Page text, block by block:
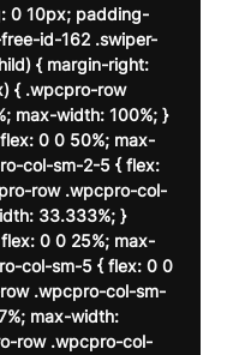
0 10px; padding-
id-162 .swiper-
{ margin-right:
{ .wpcpro-row
max-width: 100%; }
0 0 50%; max-
col-sm-2-5 { flex:
row .wpcpro-col-
33.333%; }
0 0 25%; max-
col-sm-5 { flex: 0 0
.wpcpro-col-sm-
max-width:
row .wpcpro-col-